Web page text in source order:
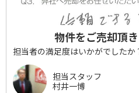
物件をご売却頂
担当者の満足度はいかがでした
担当スタッフ
村井一博